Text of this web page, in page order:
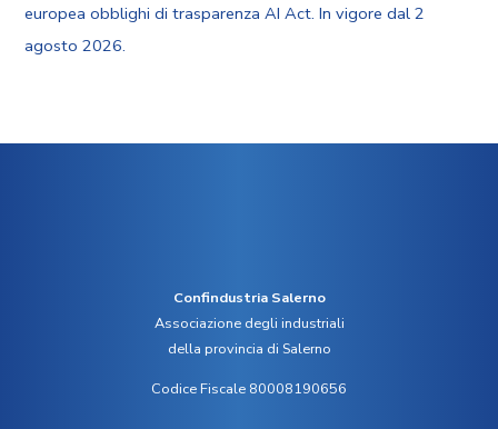
europea obblighi di trasparenza AI Act. In vigore dal 2
agosto 2026.
Confindustria Salerno
Associazione degli industriali
della provincia di Salerno
Codice Fiscale 80008190656